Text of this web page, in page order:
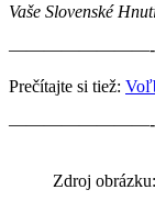
Vaše Slovenské
————————-
Prečítajte si tiež:
————————-
Zdroj